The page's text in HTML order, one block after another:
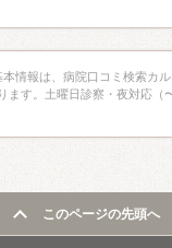
情報は、病院口コミ検索カ
ます。土曜日診察・夜対応（
このページの先頭へ